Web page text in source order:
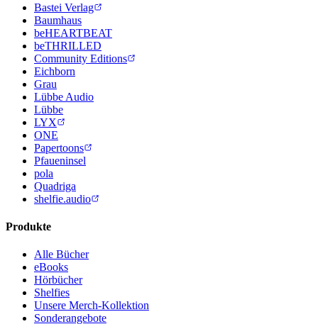
Bastei Verlag
Baumhaus
beHEARTBEAT
beTHRILLED
Community Editions
Eichborn
Grau
Lübbe Audio
Lübbe
LYX
ONE
Papertoons
Pfaueninsel
pola
Quadriga
shelfie.audio
Produkte
Alle Bücher
eBooks
Hörbücher
Shelfies
Unsere Merch-Kollektion
Sonderangebote